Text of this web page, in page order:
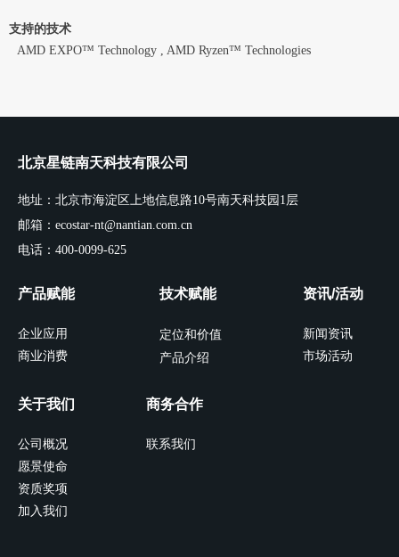
支持的技术
AMD EXPO™ Technology , AMD Ryzen™ Technologies
产品赋能
企业应用
商业消费
技术赋能
定位和价值
产品介绍
资讯/活动
新闻资讯
市场活动
关于我们
公司概况
愿景使命
资质奖项
加入我们
商务合作
联系我们
北京星链南天科技有限公司
地址：北京市海淀区上地信息路10号南天科技园1层
邮箱：ecostar-nt@nantian.com.cn
电话：400-0099-625